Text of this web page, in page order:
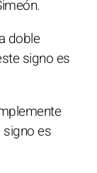
doble
signo es
es